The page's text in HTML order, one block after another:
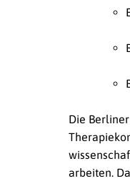
Die
arbeiten.